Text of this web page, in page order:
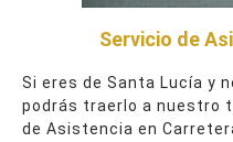
Servicio de
Si eres de Santa Lucía y
podrás traerlo a nuestro
de Asistencia en